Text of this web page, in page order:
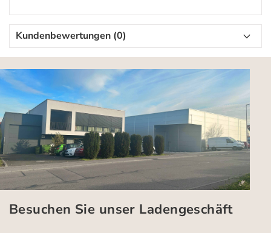
Kundenbewertungen (0)
Besuchen Sie unser Ladengeschäft